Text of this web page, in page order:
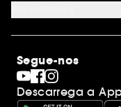
Internacional
Descobrir a Sephora
Código promocional
Saldos
Dia dos Namorados
Dia do Pai
Dia da Mãe
Segue-nos
Descarrega a